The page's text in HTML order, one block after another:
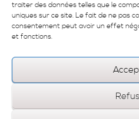
traiter des données telles que le
uniques sur ce site. Le fait de ne pas
consentement peut avoir un effet
et fonctions.